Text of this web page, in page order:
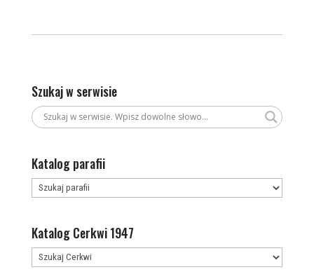
Szukaj w serwisie
Katalog parafii
Katalog Cerkwi 1947